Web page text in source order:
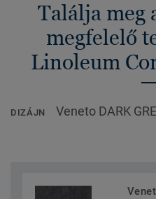
Találja meg
megfelelő
Linoleum
DIZÁJN Veneto DARK